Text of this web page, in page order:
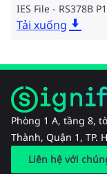
IES File - RS378B
Tải xuống
Phòng 1 A, tầng 8,
Thành, Quận 1, TP.
Liên hệ với